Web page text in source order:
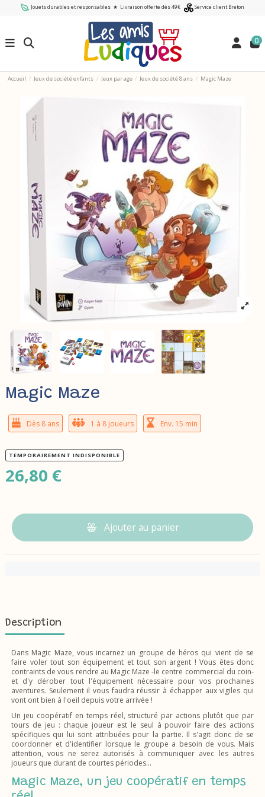
Jouets durables et responsables ★ Livraison offerte dès 49€ Service client Breton
0
Accueil Jeux de société enfants Jeux par age Jeux de société 8 ans Magic Maze
Magic Maze
Dès 8 ans 1 à 8 joueurs Env. 15 min
TEMPORAIREMENT INDISPONIBLE
26,80 €
Ajouter au panier
Description
Dans Magic Maze, vous incarnez un groupe de héros qui vient de se
faire voler tout son équipement et tout son argent ! Vous êtes donc
contraints de vous rendre au Magic Maze -le centre commercial du coin-
et d'y dérober tout l'équipement nécessaire pour vos prochaines
aventures. Seulement il vous faudra réussir à échapper aux vigiles qui
vont ont bien à l'oeil depuis votre arrivée !
Un jeu coopératif en temps réel, structuré par actions plutôt que par
tours de jeu : chaque joueur est le seul à pouvoir faire des actions
spécifiques qui lui sont attribuées pour la partie. Il s'agit donc de se
coordonner et d'identifier lorsque le groupe a besoin de vous. Mais
attention, vous ne serez autorisés à communiquer avec les autres
joueurs que durant de courtes périodes...
Magic Maze, un jeu coopératif en temps